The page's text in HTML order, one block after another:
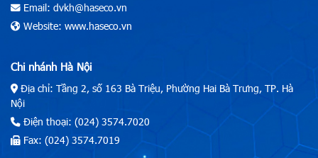
Email: dvkh@haseco.vn
Website: www.haseco.vn
Chi nhánh Hà Nội
Địa chỉ: Tầng 2, số 163 Bà Triệu, Phường Hai Bà Trưng, TP. Hà
Nội
Điện thoại: (024) 3574.7020
Fax: (024) 3574.7019